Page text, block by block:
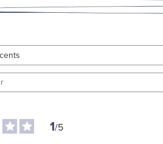
1/5